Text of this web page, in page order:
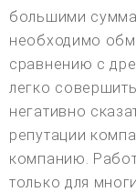
большими
необходимо
сравнению с
легко
негативно
репутации
компанию.
только для